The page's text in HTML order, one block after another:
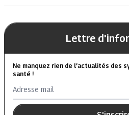
Lettre
Ne manquez rien de l’actualités des
santé !
Adresse mail